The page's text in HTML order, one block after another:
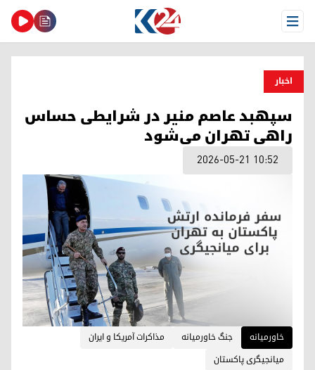
Open Menu
اخبار
سپهبد عاصم منیر در شرایطی حساس
راهی تهران می‌شود
2026-05-21 10:52
خاورمیانه جنگ خاورمیانە
مذاکرات آمریکا و ایران
میانجیگری پاکستان